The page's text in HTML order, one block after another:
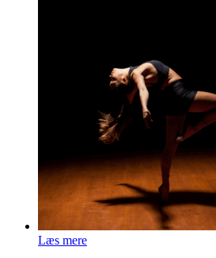
Læs mere